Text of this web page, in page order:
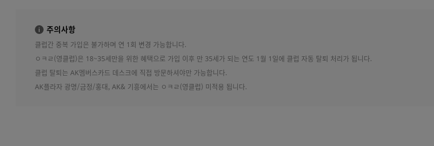
주의사항
클럽간 중복 가입은 불가하며 연 1회 변경 가능합니다.
ㅇㅋㄹ(영클럽)은 18~35세만을 위한 혜택으로 가입 이후 만 35세가 되는 연도 1월 1일에 클럽 자동 탈퇴 처리가 됩니다.
클럽 탈퇴는 AK멤버스카드 데스크에 직접 방문하셔야만 가능합니다.
AK플라자 광명/금정/홍대, AK& 기흥에서는 ㅇㅋㄹ(영클럽) 미적용 됩니다.